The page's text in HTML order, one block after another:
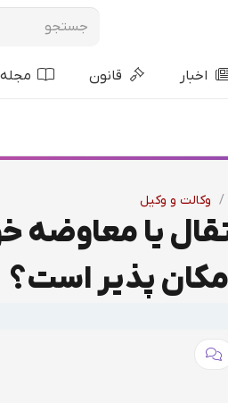
اخبار قانون مجله
/ وکالت و وکیل
یا معاوضه
پذیر است؟